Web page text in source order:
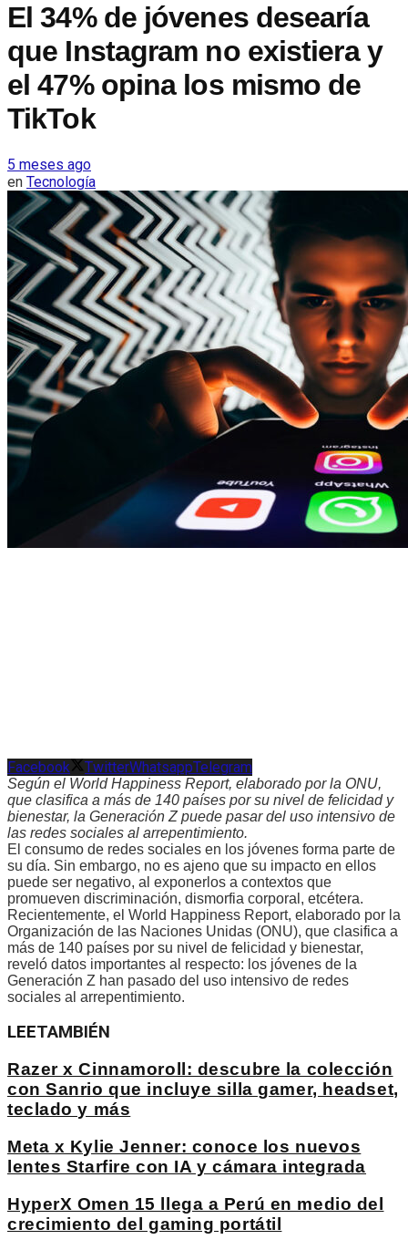
El 34% de jóvenes desearía
que Instagram no existiera y
el 47% opina los mismo de
TikTok
5 meses ago
en Tecnología
Facebook TwitterWhatsappTelegram
Según el World Happiness Report, elaborado por la ONU,
que clasifica a más de 140 países por su nivel de felicidad y
bienestar, la Generación Z puede pasar del uso intensivo de
las redes sociales al arrepentimiento.
El consumo de redes sociales en los jóvenes forma parte de
su día. Sin embargo, no es ajeno que su impacto en ellos
puede ser negativo, al exponerlos a contextos que
promueven discriminación, dismorfia corporal, etcétera.
Recientemente, el World Happiness Report, elaborado por la
Organización de las Naciones Unidas (ONU), que clasifica a
más de 140 países por su nivel de felicidad y bienestar,
reveló datos importantes al respecto: los jóvenes de la
Generación Z han pasado del uso intensivo de redes
sociales al arrepentimiento.
LEETAMBIÉN
Razer x Cinnamoroll: descubre la colección
con Sanrio que incluye silla gamer, headset,
teclado y más
Meta x Kylie Jenner: conoce los nuevos
lentes Starfire con IA y cámara integrada
HyperX Omen 15 llega a Perú en medio del
crecimiento del gaming portátil